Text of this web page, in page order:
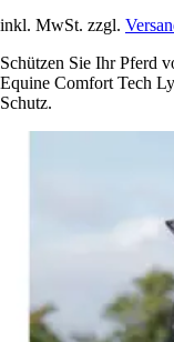
inkl. MwSt. zzgl.
Schützen Sie Ihr Pferd
Equine Comfort Tech
Schutz.